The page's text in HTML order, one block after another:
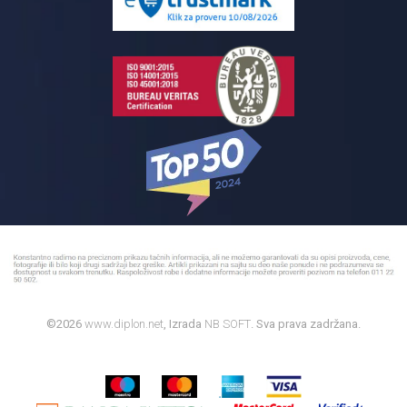
©2026 www.diplon.net , Izrada NB SOFT . Sva prava zadržana.